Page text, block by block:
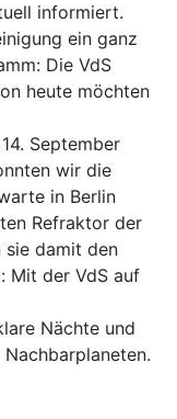
informiert.
ein ganz
Die VdS
heute möchten
September
wir die
in Berlin
Refraktor der
sie damit den
Mit der VdS auf
Nächte und